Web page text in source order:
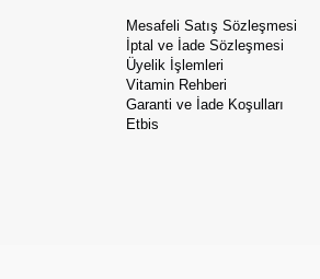
Mesafeli Satış Sözleşmesi
İptal ve İade Sözleşmesi
Üyelik İşlemleri
Vitamin Rehberi
Garanti ve İade Koşulları
Etbis